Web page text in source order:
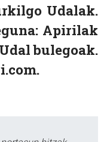
Udalak.
Apirilak
bulegoak.